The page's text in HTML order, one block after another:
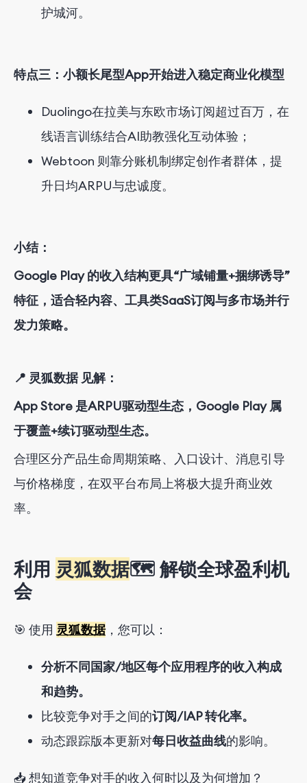
护城河。
特点三：小额长尾型App开始进入稳定商业化模型
Duolingo在拉美与东欧市场订阅超过百万，在
线语言训练结合AI助教强化互动体验；
Webtoon 则靠分账机制绑定创作者群体，提
升日均ARPU与忠诚度。
小结：
Google Play 的收入结构更具“广域铺量+捆绑诱导”
特征，适合轻内容、工具类SaaS订阅与多市场并行
发力策略。
📍 灵狐数据 见解：
App Store 是ARPU驱动型生态，Google Play 属
于覆盖+续订驱动型生态。
合理区分产品生命周期策略、入口设计、消息引导
与价格梯度，在双平台布局上将极大提升商业效
率。
利用 灵狐数据🗺️ 解锁全球盈利机
会
🎯 使用 灵狐数据，您可以：
分析不同国家/地区每个应用程序的收入构成
和趋势。
比较竞争对手之间的订阅/IAP 转化率。
动态跟踪版本更新对每日收益曲线的影响。
📥 想知道竞争对手的收入何时以及为何增加？